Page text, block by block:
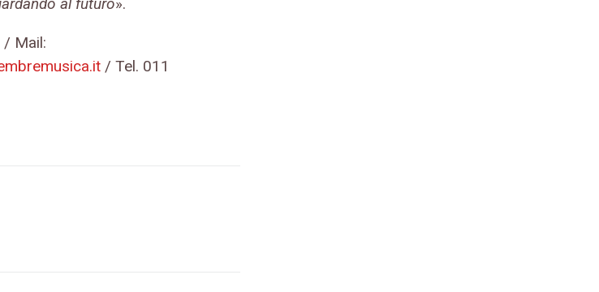
/ Mail:
/ Tel. 011